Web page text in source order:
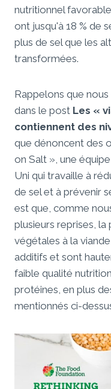
nutritionnel
ont jusqu'à 18 % de
plus de sel que les
transformées.
Rappelons que
dans le post Les «
contiennent des
que dénoncent des
on Salt », une
Uni qui travaille à
de sel et à prévenir
est que, comme
plusieurs reprises,
végétales à la
additifs et sont
faible qualité
protéines, en plus
mentionnés ci-